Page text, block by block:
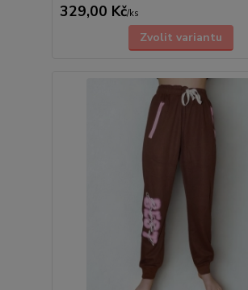
329,00 Kč/ks
Zvolit variantu